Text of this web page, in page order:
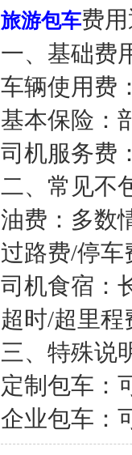
旅游包车费
一、基础费
车辆使用费‌
基本保险‌：
司机服务费‌
二、常见不
油费‌：多数
过路费/停车
司机食宿‌：
超时/超里
三、特殊说
定制包车‌：
企业包车‌：